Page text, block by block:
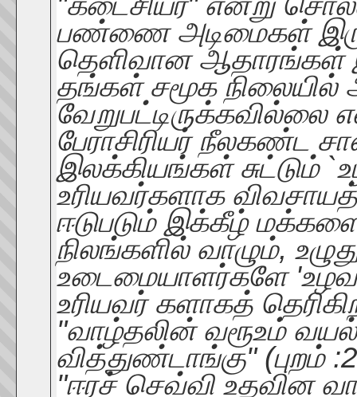
பண்ணை அடிமைகள்
தெளிவான ஆதாரங்கள்
தங்கள் சமூக நிலையில்
பேராசிரியர் நீலகண்ட
இலக்கியங்கள் சுட்டும்
உரியவர்களாக
ஈடுபடும் இக்கீழ்
நிலங்களில் வாழும்,
உடைமையாளர்களே
உரியவர் களாகத்
"வாழ்தலின் வரூஉம்
வித்துண்டாங்கு" (புறம்
"ஈரச் செவ்வி உதவின